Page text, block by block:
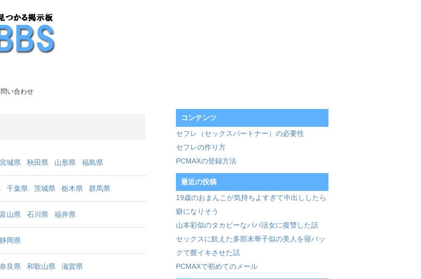
問い合わせ
宮城県 秋田県 山形県 福島県
千葉県 茨城県 栃木県 群馬県
富山県 石川県 福井県
静岡県
奈良県 和歌山県 滋賀県
コンテンツ
セフレ（セックスパートナー）の必要性
セフレの作り方
PCMAXの登録方法
最近の投稿
19歳のおまんこが気持ちよすぎて中出ししたら
癖になりそう
山本彩似のタカビーなパパ活女に復讐した話
セックスに飢えた多部未華子似の美人を寝バッ
クで膣イキさせた話
PCMAXで初めてのメール